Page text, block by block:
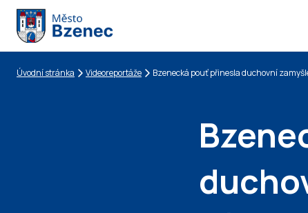
Drobečková navigace
Úvodní stránka Videoreportáže Bzenecká pouť přinesla duchovní